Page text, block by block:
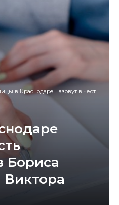
в Краснодаре назовут в честь журналистов Бориса Максудова и Виктора Жилякова
Бориса
Виктора